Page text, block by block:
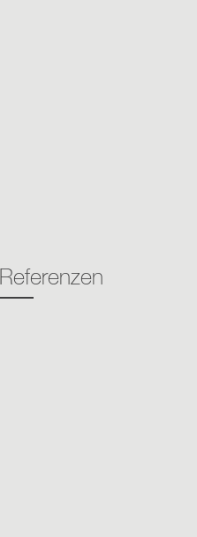
Referenzen